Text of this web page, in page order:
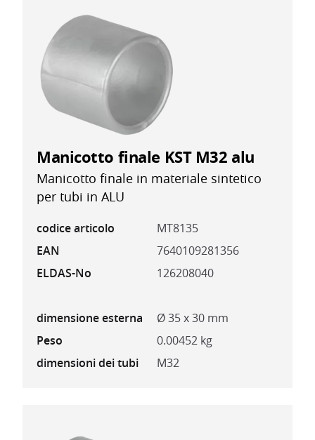
Manicotto finale KST M32 alu
Manicotto finale in materiale sintetico
per tubi in ALU
codice articolo
MT8135
EAN
7640109281356
ELDAS-No
126208040
dimensione esterna
Ø 35 x 30 mm
Peso
0.00452 kg
dimensioni dei tubi
M32